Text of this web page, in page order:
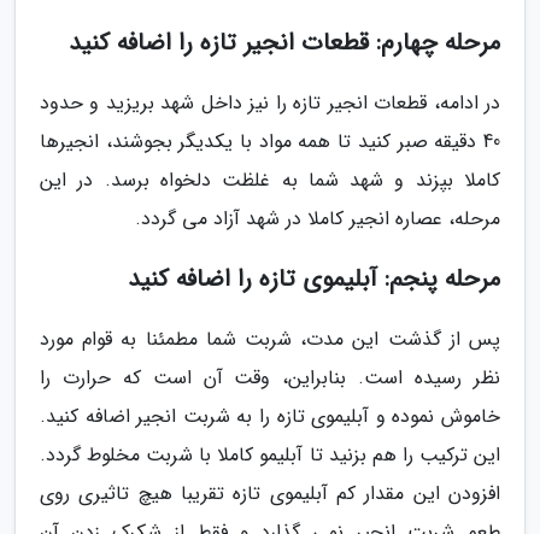
مرحله چهارم: قطعات انجیر تازه را اضافه کنید
در ادامه، قطعات انجیر تازه را نیز داخل شهد بریزید و حدود
40 دقیقه صبر کنید تا همه مواد با یکدیگر بجوشند، انجیرها
کاملا بپزند و شهد شما به غلظت دلخواه برسد. در این
مرحله، عصاره انجیر کاملا در شهد آزاد می گردد.
مرحله پنجم: آبلیموی تازه را اضافه کنید
پس از گذشت این مدت، شربت شما مطمئنا به قوام مورد
نظر رسیده است. بنابراین، وقت آن است که حرارت را
خاموش نموده و آبلیموی تازه را به شربت انجیر اضافه کنید.
این ترکیب را هم بزنید تا آبلیمو کاملا با شربت مخلوط گردد.
افزودن این مقدار کم آبلیموی تازه تقریبا هیچ تاثیری روی